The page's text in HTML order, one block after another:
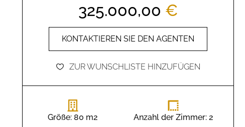
325.000,00 €
KONTAKTIEREN SIE DEN AGENTEN
ZUR WUNSCHLISTE HINZUFÜGEN
Größe: 80 m2 Anzahl der Zimmer: 2